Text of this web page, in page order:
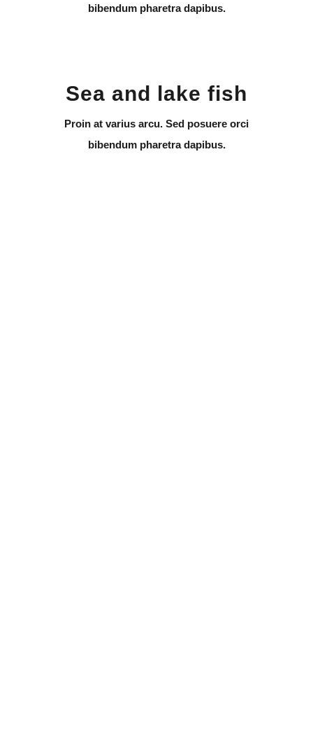
bibendum pharetra dapibus.
Sea and lake fish
Proin at varius arcu. Sed posuere orci
bibendum pharetra dapibus.